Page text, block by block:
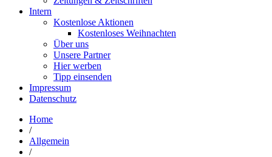
Intern
Kostenlose Aktionen
Kostenloses Weihnachten
Über uns
Unsere Partner
Hier werben
Tipp einsenden
Impressum
Datenschutz
Home
/
Allgemein
/